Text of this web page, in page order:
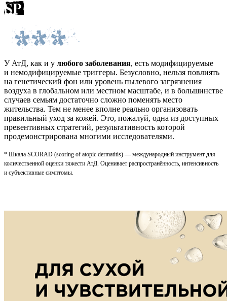
У АтД, как и у любого заболевания, есть модифицируемые
и немодифицируемые триггеры. Безусловно, нельзя повлиять
на генетический фон или уровень пылевого загрязнения
воздуха в глобальном или местном масштабе, и в большинстве
случаев семьям достаточно сложно поменять место
жительства. Тем не менее вполне реально организовать
правильный уход за кожей. Это, пожалуй, одна из доступных
превентивных стратегий, результативность которой
продемонстрирована многими исследователями.
* Шкала SCORAD (scoring of atopic dermatitis) — международный инструмент для
количественной оценки тяжести АтД. Оценивает распространённость, интенсивность
и субъективные симптомы.